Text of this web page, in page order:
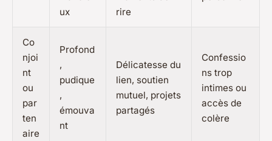
ux
rire
Co
njoi
nt
ou
par
ten
aire
Profond
,
pudique
,
émouva
nt
Délicatesse du
lien, soutien
mutuel, projets
partagés
Confessio
ns trop
intimes ou
accès de
colère